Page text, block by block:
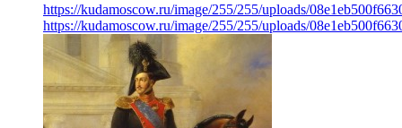
https://kudamoscow.ru/image/255/255/uploads/
https://kudamoscow.ru/image/255/255/uploads/